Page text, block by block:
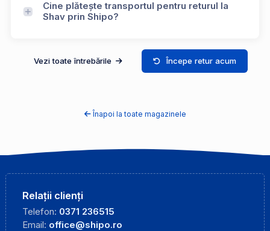
Cine plătește transportul pentru returul la
Shav prin Shipo?
Vezi toate întrebările Începe retur acum
Înapoi la toate magazinele
Relații clienți
Telefon: 0371 236515
Email: office@shipo.ro